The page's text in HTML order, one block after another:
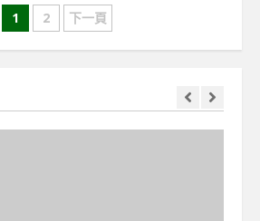
文
章
覽
1 2 下一頁